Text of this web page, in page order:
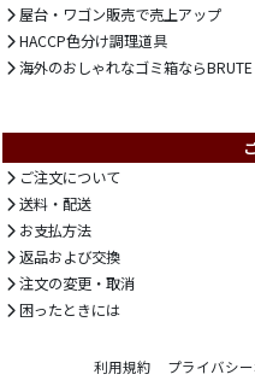
屋台・ワゴン販売で売上アップ
HACCP色分け調理道具
海外のおしゃれなゴミ箱ならBRUTE
ご注文について
送料・配送
お支払方法
返品および交換
注文の変更・取消
困ったときには
利用規約 プライバシ